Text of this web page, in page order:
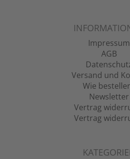
Impressum
AGB
Versand und
Wie
Newsletter
Vertrag
Vertrag